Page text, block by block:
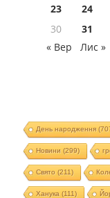
23
24
30
31
« Вер
Лис »
День народження
Новини (299)
Свято (211)
Ханука (111)